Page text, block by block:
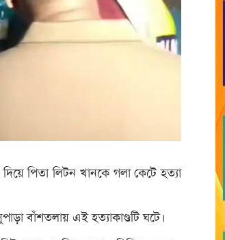
পিতা লিটন খানকে গলা কেটে হত্যা
বাঁশতলায় এই হত্যাকাণ্ডটি ঘটে।